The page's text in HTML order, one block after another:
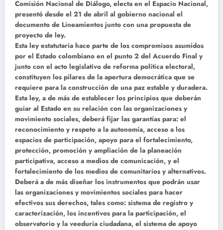
Comisión Nacional de Diálogo, electa en el Espacio Nacional,
presentó desde el 21 de abril al gobierno nacional el
documento de Lineamientos junto con una propuesta de
proyecto de ley.
Esta ley estatutaria hace parte de los compromisos asumidos
por el Estado colombiano en el punto 2 del Acuerdo Final y
junto con el acto legislativo de reforma política electoral,
constituyen los pilares de la apertura democrática que se
requiere para la construcción de una paz estable y duradera.
Esta ley, a de más de establecer los principios que deberán
guiar al Estado en su relación con las organizaciones y
movimiento sociales, deberá fijar las garantías para: el
reconocimiento y respeto a la autonomía, acceso a los
espacios de participación, apoyo para el fortalecimiento,
protección, promoción y ampliación de la planeación
participativa, acceso a medios de comunicación, y el
fortalecimiento de los medios de comunitarios y alternativos.
Deberá a de más diseñar los instrumentos que podrán usar
las organizaciones y movimientos sociales para hacer
efectivos sus derechos, tales como: sistema de registro y
caracterización, los incentivos para la participación, el
observatorio y la veeduría ciudadana, el sistema de apoyo